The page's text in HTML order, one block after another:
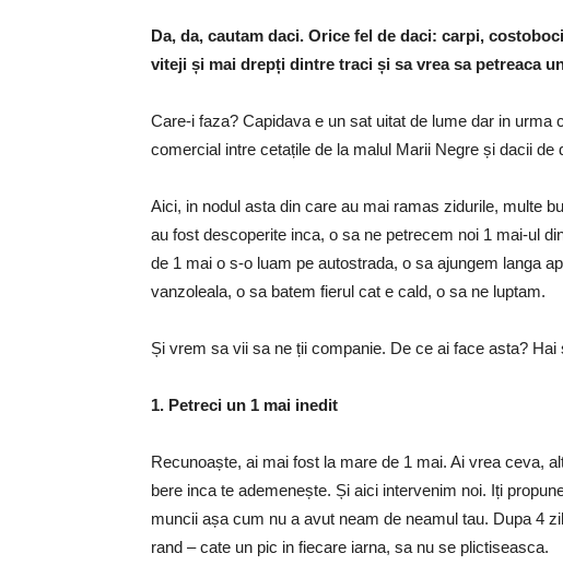
Da, da, cautam daci. Orice fel de daci: carpi,
viteji și mai drepți dintre traci și sa vrea sa petreaca
Care-i faza? Capidava e un sat uitat de lume dar in urma
comercial intre cetațile de la malul Marii Negre și dacii de
Aici, in nodul asta din care au mai ramas zidurile, multe
au fost descoperite inca, o sa ne petrecem noi 1 mai-ul
de 1 mai o s-o luam pe autostrada, o sa ajungem langa
vanzoleala, o sa batem fierul cat e cald, o sa ne luptam.
Și vrem sa vii sa ne ții companie. De ce ai face asta? Hai
1. Petreci un 1 mai inedit
Recunoaște, ai mai fost la mare de 1 mai. Ai vrea ceva,
bere inca te ademenește. Și aici intervenim noi. Iți
muncii așa cum nu a avut neam de neamul tau. Dupa 4
rand – cate un pic in fiecare iarna, sa nu se plictiseasca.